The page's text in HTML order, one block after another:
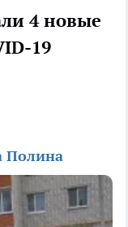
4 новые
19
Полина